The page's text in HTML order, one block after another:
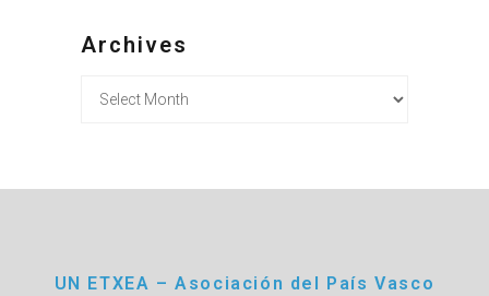
Archives
Archives
UN ETXEA – Asociación del País Vasco